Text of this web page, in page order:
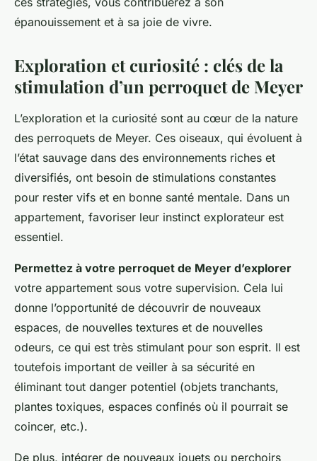
épanouissement et à sa joie de vivre.
Exploration et curiosité : clés de la
stimulation d’un perroquet de Meyer
L’exploration et la curiosité sont au cœur de la nature
des perroquets de Meyer. Ces oiseaux, qui évoluent à
l’état sauvage dans des environnements riches et
diversifiés, ont besoin de stimulations constantes
pour rester vifs et en bonne santé mentale. Dans un
appartement, favoriser leur instinct explorateur est
essentiel.
Permettez à votre perroquet de Meyer d’explorer
votre appartement sous votre supervision. Cela lui
donne l’opportunité de découvrir de nouveaux
espaces, de nouvelles textures et de nouvelles
odeurs, ce qui est très stimulant pour son esprit. Il est
toutefois important de veiller à sa sécurité en
éliminant tout danger potentiel (objets tranchants,
plantes toxiques, espaces confinés où il pourrait se
coincer, etc.).
De plus, intégrer de nouveaux jouets ou perchoirs